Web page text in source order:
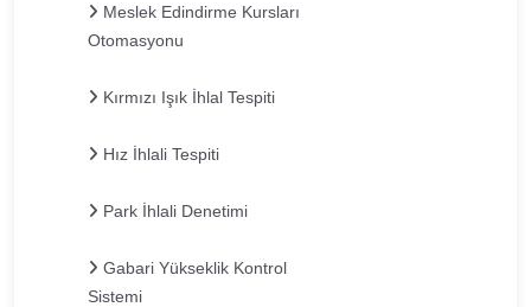
Meslek Edindirme Kursları
Otomasyonu
Kırmızı Işık İhlal Tespiti
Hız İhlali Tespiti
Park İhlali Denetimi
Gabari Yükseklik Kontrol
Sistemi